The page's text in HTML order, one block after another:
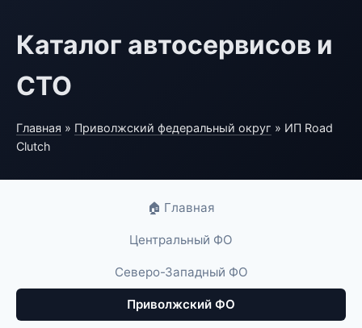
Каталог автосервисов и
СТО
Главная » Приволжский федеральный округ » ИП Road
Clutch
🏠 Главная
Центральный ФО
Северо-Западный ФО
Приволжский ФО